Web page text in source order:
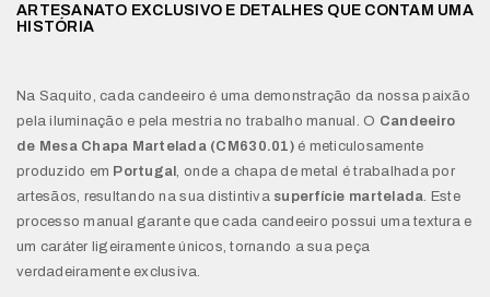
ARTESANATO EXCLUSIVO E DETALHES QUE CONTAM UMA
HISTÓRIA
Na Saquito, cada candeeiro é uma demonstração da nossa paixão
pela iluminação e pela mestria no trabalho manual. O Candeeiro
de Mesa Chapa Martelada (CM630.01)é meticulosamente
produzido em Portugal , onde a chapa de metal é trabalhada por
artesãos, resultando na sua distintiva superfície martelada . Este
processo manual garante que cada candeeiro possui uma textura e
um caráter ligeiramente únicos, tornando a sua peça
verdadeiramente exclusiva.